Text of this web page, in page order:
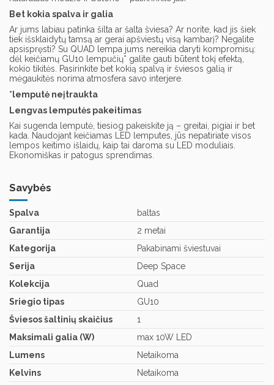
Bet kokia spalva ir galia
Ar jums labiau patinka šilta ar šalta šviesa? Ar norite, kad jis šiek
tiek išsklaidytų tamsą ar gerai apšviestų visą kambarį? Negalite
apsispręsti? Su QUAD lempa jums nereikia daryti kompromisų:
dėl keičiamų GU10 lempučių* galite gauti būtent tokį efektą,
kokio tikitės. Pasirinkite bet kokią spalvą ir šviesos galią ir
mėgaukitės norima atmosfera savo interjere.
*lemputė neįtraukta
Lengvas lemputės pakeitimas
Kai sugenda lemputė, tiesiog pakeiskite ją – greitai, pigiai ir bet
kada. Naudojant keičiamas LED lemputes, jūs nepatiriate visos
lempos keitimo išlaidų, kaip tai daroma su LED moduliais.
Ekonomiškas ir patogus sprendimas.
Savybės
Spalva
baltas
Garantija
2 metai
Kategorija
Pakabinami šviestuvai
Serija
Deep Space
Kolekcija
Quad
Sriegio tipas
GU10
Šviesos šaltinių skaičius
1
Maksimali galia (W)
max 10W LED
Lumens
Netaikoma
Kelvins
Netaikoma